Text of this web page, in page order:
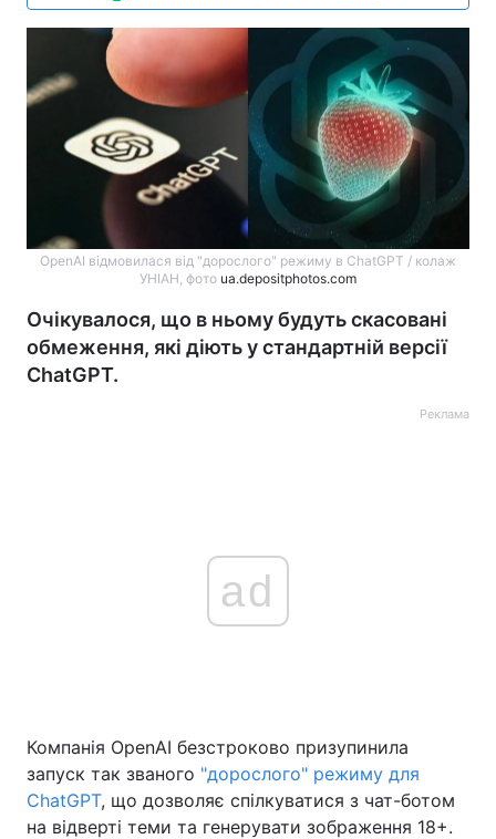
OpenAI відмовилася від "дорослого" режиму в ChatGPT / колаж
УНІАН, фото ua.depositphotos.com
Очікувалося, що в ньому будуть скасовані
обмеження, які діють у стандартній версії
ChatGPT.
Реклама
ad
Компанія OpenAI безстроково призупинила
запуск так званого "дорослого" режиму для
ChatGPT, що дозволяє спілкуватися з чат-ботом
на відверті теми та генерувати зображення 18+.